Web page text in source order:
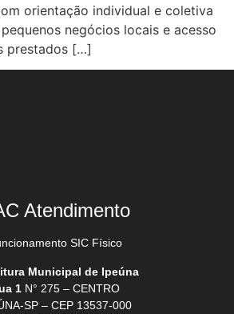
orientação individual e coletiva
negócios locais e acesso
prestados […]
Atendimento
SIC Físico
Municipal de Ipeúna
1 N° 275 – CENTRO
SP – CEP 13537-000